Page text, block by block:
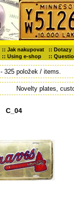
:: Jak nakupovat :: Dotazy
:: Using e-shop ::
- 325 položek / items.
Novelty plates,
C_04